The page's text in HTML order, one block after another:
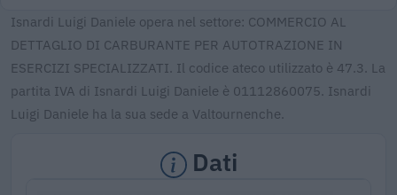
Isnardi Luigi Daniele opera nel settore: COMMERCIO AL
DETTAGLIO DI CARBURANTE PER AUTOTRAZIONE IN
ESERCIZI SPECIALIZZATI. Il codice ateco utilizzato è 47.3. La
partita IVA di Isnardi Luigi Daniele è 01112860075. Isnardi
Luigi Daniele ha la sua sede a Valtournenche.
Dati